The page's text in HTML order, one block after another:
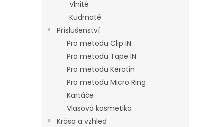
Vlnité
Kudrnaté
Příslušenství
Pro metodu Clip IN
Pro metodu Tape IN
Pro metodu Keratin
Pro metodu Micro Ring
Kartáče
Vlasová kosmetika
Krása a vzhled